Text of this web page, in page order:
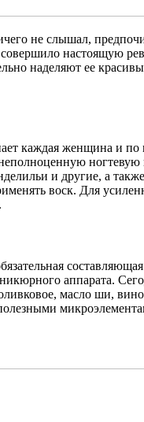
не слышал,
настоящую
наделяют ее
каждая женщина и по
неполноценную
и другие, а
воск. Для
аппарата.
масло ши,